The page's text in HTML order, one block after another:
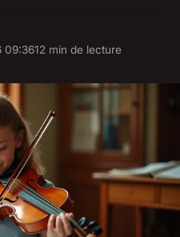
09:3612 min de lecture